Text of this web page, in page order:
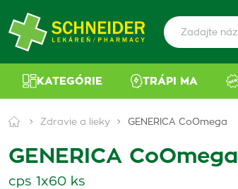
KATEGÓRIE TRÁPI MA
Zdravie a lieky GENERICA CoOmega
GENERICA CoOmega
cps 1x60 ks